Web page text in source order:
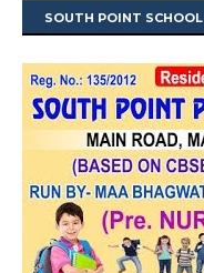
SOUTH POINT SCHOOL